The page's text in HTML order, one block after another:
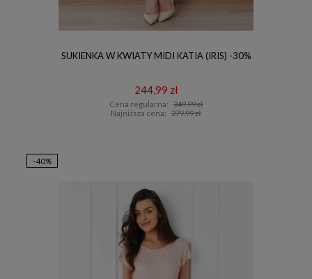
SUKIENKA W KWIATY MIDI KATIA (IRIS) -30%
244,99 zł
Cena regularna: 349,99 zł
Najniższa cena:
279,99 zł
-40%